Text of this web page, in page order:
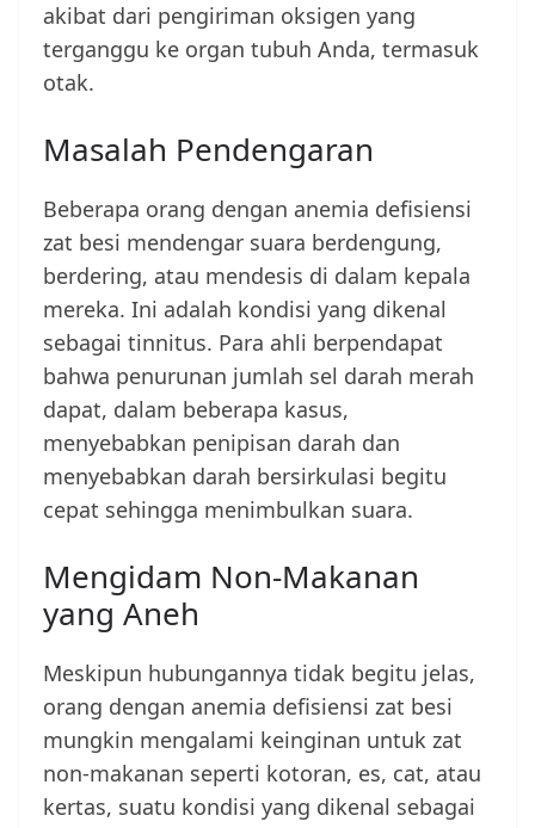
akibat dari pengiriman oksigen yang
terganggu ke organ tubuh Anda, termasuk
otak.
Masalah Pendengaran
Beberapa orang dengan anemia defisiensi
zat besi mendengar suara berdengung,
berdering, atau mendesis di dalam kepala
mereka. Ini adalah kondisi yang dikenal
sebagai tinnitus. Para ahli berpendapat
bahwa penurunan jumlah sel darah merah
dapat, dalam beberapa kasus,
menyebabkan penipisan darah dan
menyebabkan darah bersirkulasi begitu
cepat sehingga menimbulkan suara.
Mengidam Non-Makanan
yang Aneh
Meskipun hubungannya tidak begitu jelas,
orang dengan anemia defisiensi zat besi
mungkin mengalami keinginan untuk zat
non-makanan seperti kotoran, es, cat, atau
kertas, suatu kondisi yang dikenal sebagai